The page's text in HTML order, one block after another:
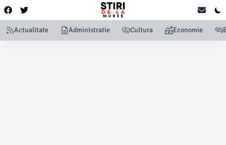
Actualitate Administratie Cultura Economie